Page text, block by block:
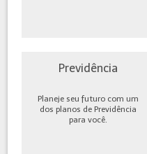
Previdência
Planeje seu futuro com um
dos planos de Previdência
para você.